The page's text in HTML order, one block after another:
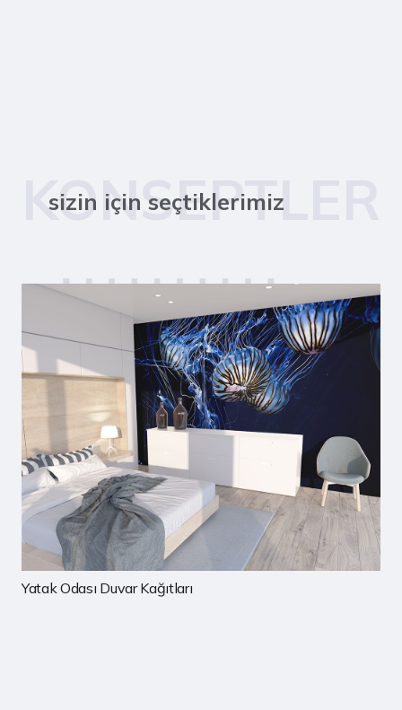
KONSEPTLER
sizin için seçtiklerimiz
Çocuk Odası Duvar Kağıtları